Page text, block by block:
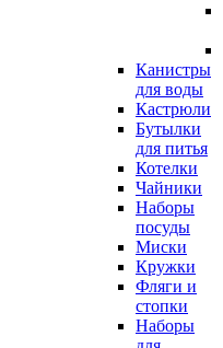
Канистры
для воды
Кастрюли
Бутылки
для питья
Котелки
Чайники
Наборы
посуды
Миски
Кружки
Фляги и
стопки
Наборы